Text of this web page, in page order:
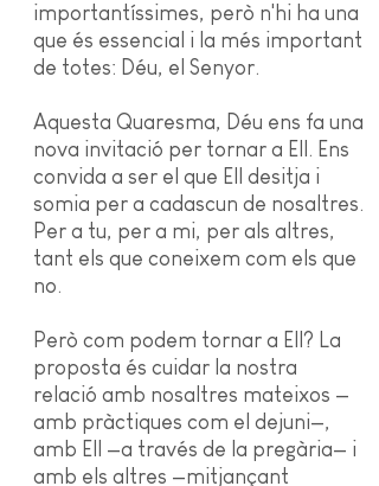
importantíssimes, però n'hi ha una
que és essencial i la més important
de totes: Déu, el Senyor.
Aquesta Quaresma, Déu ens fa una
nova invitació per tornar a Ell. Ens
convida a ser el que Ell desitja i
somia per a cadascun de nosaltres.
Per a tu, per a mi, per als altres,
tant els que coneixem com els que
no.
Però com podem tornar a Ell? La
proposta és cuidar la nostra
relació amb nosaltres mateixos —
amb pràctiques com el dejuni—,
amb Ell —a través de la pregària— i
amb els altres —mitjançant